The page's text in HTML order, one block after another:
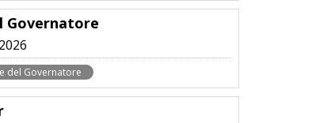
Governatore
del Governatore